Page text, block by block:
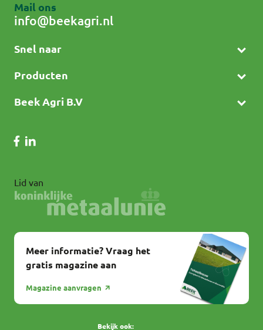
Snel naar
Producten
Beek Agri B.V
Lid van
Mail ons
info@beekagri.nl
Meer informatie? Vraag het
gratis magazine aan
Magazine aanvragen
Bekijk ook: